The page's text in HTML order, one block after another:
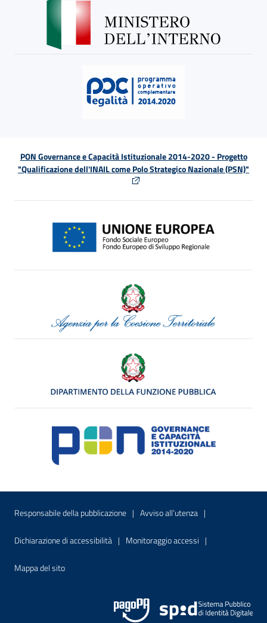
PON Governance e Capacità Istituzionale 2014-2020 - Progetto
"Qualificazione dell'INAIL come Polo Strategico Nazionale (PSN)"
Menu di servizio
Responsabile della pubblicazione Sito interno - Apre in una nuova
Avviso all’utenza Sito interno -
Dichiarazione di accessibilità Sito interno - Apre in una nuova finestra
Monitoraggio accessi Sito interno -
Mappa del sitoSito interno - Apre nella stessa finestra